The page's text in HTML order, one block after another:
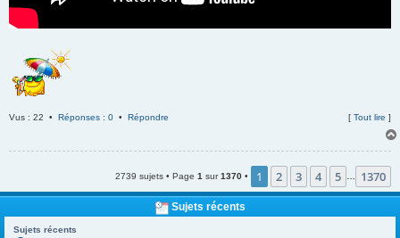
Vus : 22 • Réponses : 0 • Répondre [ Tout lire ]
2739 sujets • Page 1 sur1370 • 1 2 3 4 5 1370
Sujets récents
Sujets récents